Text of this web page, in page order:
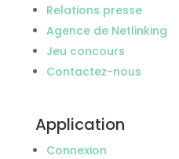
Relations presse
Agence de Netlinking
Jeu concours
Contactez-nous
Application
Connexion